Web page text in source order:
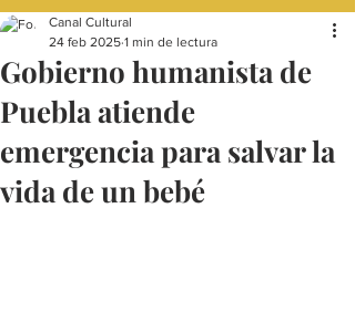
Gobierno humanista de
Puebla atiende
emergencia para salvar la
vida de un bebé
Canal Cultural
24 feb 2025 1 min de lectura